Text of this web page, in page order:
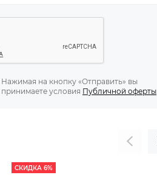
Нажимая на кнопку «Отправить» вы
принимаете условия Публичной оферты
СКИДКА 6%